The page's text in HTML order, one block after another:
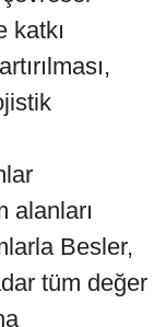
katkı
alanları
Besler,
tüm değer